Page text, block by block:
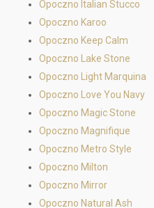
Opoczno Italian Stucco
Opoczno Karoo
Opoczno Keep Calm
Opoczno Lake Stone
Opoczno Light Marquina
Opoczno Love You Navy
Opoczno Magic Stone
Opoczno Magnifique
Opoczno Metro Style
Opoczno Milton
Opoczno Mirror
Opoczno Natural Ash